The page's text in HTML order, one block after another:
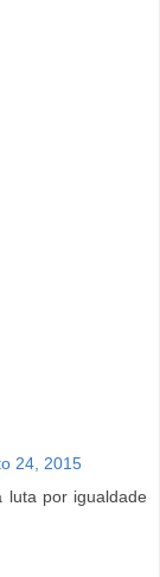
24, 2015
luta por igualdade